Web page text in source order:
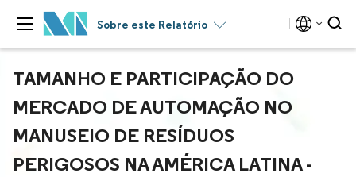
Sobre este Relatório
TAMANHO E PARTICIPAÇÃO DO
MERCADO DE AUTOMAÇÃO NO
MANUSEIO DE RESÍDUOS
PERIGOSOS NA AMÉRICA LATINA -